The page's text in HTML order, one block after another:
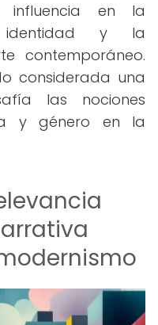
influencia en la
y la
contemporáneo.
considerada una
las nociones
y género en la